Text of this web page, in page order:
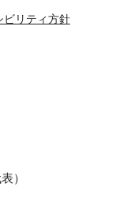
ビリティ方針
）